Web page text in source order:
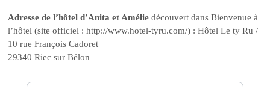
Adresse de l’hôtel d’Anita et Améliedécouvert dans Bienvenue à
l’hôtel (site officiel : http://www.hotel-tyru.com/) : Hôtel Le ty Ru /
10 rue François Cadoret
29340 Riec sur Bélon